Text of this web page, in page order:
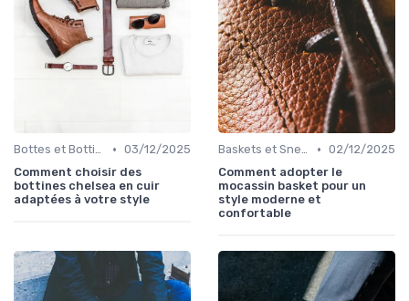
Bottes et Bottines • 03/12/2025
Comment choisir des
bottines chelsea en cuir
adaptées à votre style
Baskets et Sneakers • 02/12/2025
Comment adopter le
mocassin basket pour un
style moderne et
confortable